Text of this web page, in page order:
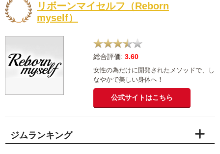
リボーンマイセルフ（Reborn
myself）
総合評価: 3.60
女性の為だけに開発されたメソッドで、し
なやかで美しい身体へ！
公式サイトはこちら
ジムランキング